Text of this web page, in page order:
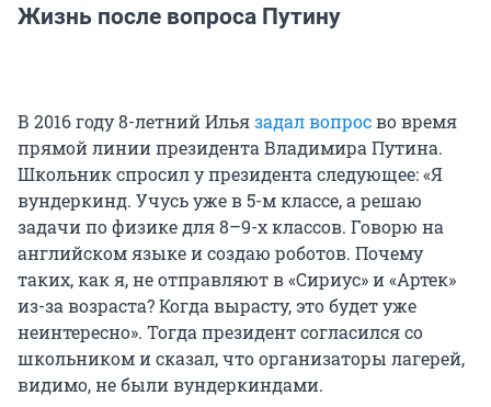
Жизнь после вопроса Путину
В 2016 году 8-летний Ильязадал вопросво время
прямой линии президента Владимира Путина.
Школьник спросил у президента следующее: «Я
вундеркинд. Учусь уже в 5-м классе, а решаю
задачи по физике для 8–9-х классов. Говорю на
английском языке и создаю роботов. Почему
таких, как я, не отправляют в «Сириус» и «Артек»
из-за возраста? Когда вырасту, это будет уже
неинтересно». Тогда президент согласился со
школьником и сказал, что организаторы лагерей,
видимо, не были вундеркиндами.